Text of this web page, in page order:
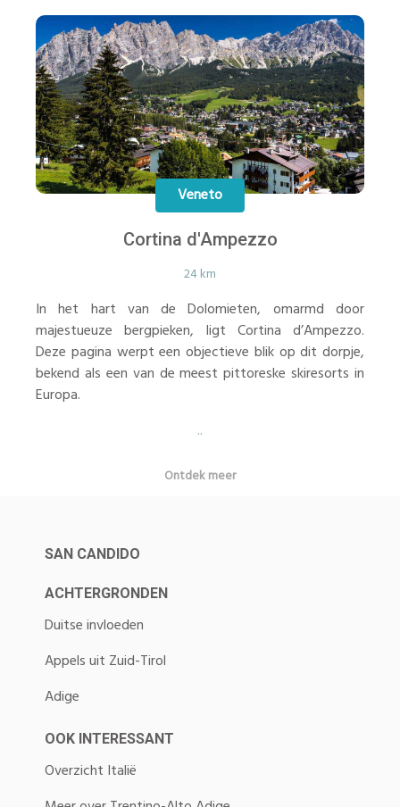
Veneto
Cortina d'Ampezzo
24 km
In het hart van de Dolomieten, omarmd door
majestueuze bergpieken, ligt Cortina d’Ampezzo.
Deze pagina werpt een objectieve blik op dit dorpje,
bekend als een van de meest pittoreske skiresorts in
Europa.
..
Ontdek meer
SAN CANDIDO
ACHTERGRONDEN
Duitse invloeden
Appels uit Zuid-Tirol
Adige
OOK INTERESSANT
Overzicht Italië